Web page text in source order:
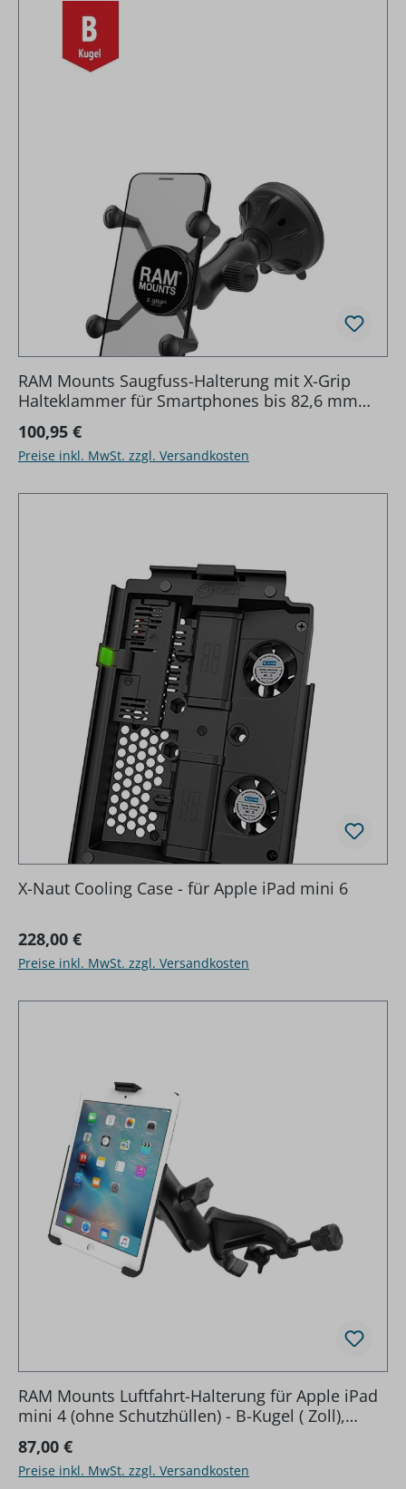
RAM Mounts Saugfuss-Halterung mit X-Grip
Halteklammer für Smartphones bis 82,6 mm
Breite - B-Kugel (1 Zoll), kurzer Verbindungsarm
(ca. 50 mm)
Regulärer Preis:
100,95 €
Preise inkl. MwSt. zzgl. Versandkosten
X-Naut Cooling Case - für Apple iPad mini 6
Regulärer Preis:
228,00 €
Preise inkl. MwSt. zzgl. Versandkosten
RAM Mounts Luftfahrt-Halterung für Apple iPad
mini 4 (ohne Schutzhüllen) - B-Kugel ( Zoll),
Steuerhorn-Klammer, mittlerer Verbindungsarm
Regulärer Preis:
87,00 €
Preise inkl. MwSt. zzgl. Versandkosten